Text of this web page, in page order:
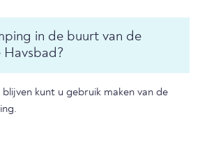
in de buurt van de
Havsbad?
kunt u gebruik maken van de